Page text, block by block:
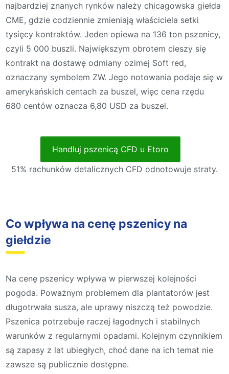
najbardziej znanych rynków należy chicagowska giełda
CME, gdzie codziennie zmieniają właściciela setki
tysięcy kontraktów. Jeden opiewa na 136 ton pszenicy,
czyli 5 000 buszli. Największym obrotem cieszy się
kontrakt na dostawę odmiany ozimej Soft red,
oznaczany symbolem ZW. Jego notowania podaje się w
amerykańskich centach za buszel, więc cena rzędu
680 centów oznacza 6,80 USD za buszel.
Handluj pszenicą CFD u Etoro
51% rachunków detalicznych CFD odnotowuje straty.
Co wpływa na cenę pszenicy na
giełdzie
Na cenę pszenicy wpływa w pierwszej kolejności
pogoda. Poważnym problemem dla plantatorów jest
długotrwała susza, ale uprawy niszczą też powodzie.
Pszenica potrzebuje raczej łagodnych i stabilnych
warunków z regularnymi opadami. Kolejnym czynnikiem
są zapasy z lat ubiegłych, choć dane na ich temat nie
zawsze są publicznie dostępne.